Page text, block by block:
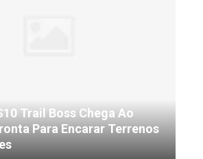
Trail Boss Chega Ao
Para Encarar Terrenos